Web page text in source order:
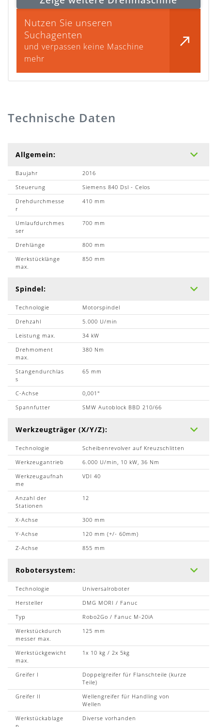
Nutzen Sie unseren
Suchagenten
und verpassen keine Maschine
mehr
Technische Daten
Allgemein:
Baujahr
2016
Steuerung
Siemens 840 Dsl - Celos
Drehdurchmesse
r
410 mm
Umlaufdurchmes
ser
700 mm
Drehlänge
800 mm
Werkstücklänge
max.
850 mm
Spindel:
Technologie
Motorspindel
Drehzahl
5.000 U/min
Leistung max.
34 kW
Drehmoment
max.
380 Nm
Stangendurchlas
s
65 mm
C-Achse
0,001°
Spannfutter
SMW Autoblock BBD 210/66
Werkzeugträger (X/Y/Z):
Technologie
Scheibenrevolver auf Kreuzschlitten
Werkzeugantrieb
6.000 U/min, 10 kW, 36 Nm
Werkzeugaufnah
me
VDI 40
Anzahl der
Stationen
12
X-Achse
300 mm
Y-Achse
120 mm (+/- 60mm)
Z-Achse
855 mm
Robotersystem:
Technologie
Universalroboter
Hersteller
DMG MORI / Fanuc
Typ
Robo2Go / Fanuc M-20iA
Werkstückdurch
messer max.
125 mm
Werkstückgewicht
max.
1x 10 kg / 2x 5kg
Greifer I
Doppelgreifer für Flanschteile (kurze
Teile)
Greifer II
Wellengreifer für Handling von
Wellen
Werkstückablage
Diverse vorhanden